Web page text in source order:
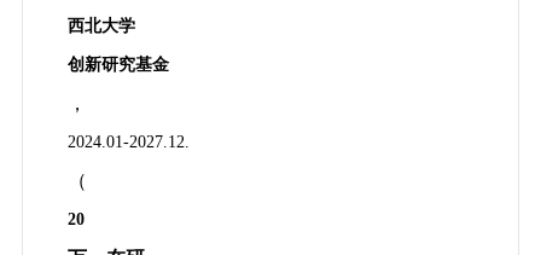
西北大学
创新研究基金
，
2024.01-2027.12.
（
20